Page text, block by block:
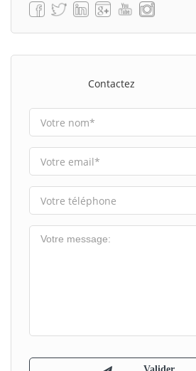
Contactez